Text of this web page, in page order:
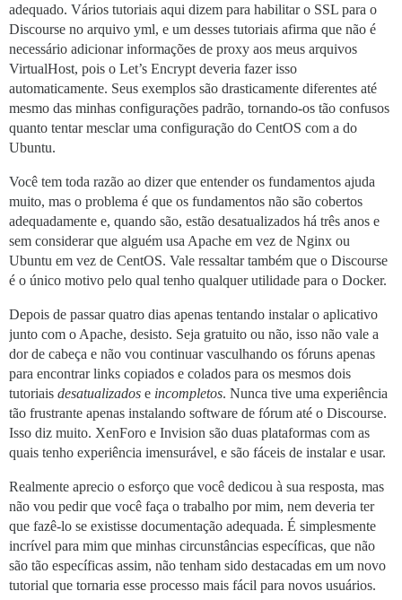
## TODO: configurar conectividade com os bancos de
  DISCOURSE_DB_SOCKET: ''
  #DISCOURSE_DB_USERNAME: discourse
DISCOURSE_DB_PASSWORD:
  DISCOURSE_DB_HOST: data
  DISCOURSE_REDIS_HOST: data
  DISCOURSE_MAXMIND_LICENSE_KEY: my_max_mind_key
## O endereço http ou https do CDN para esta
## veja https://meta.discourse.org/t/14857 para
volumes:
  - volume:
      host: /var/discourse/shared/socket-only
      guest: /shared
  - volume:
host: /var/discourse/shared/socket-only/log/
## Plugins vão aqui
## veja https://meta.discourse.org/t/19157 para
  after_code:
    - exec:
        cd: $home/plugins
        cmd:
- git clone https://github.com/discourse/
- git clone https://github.com/discourse/
- git clone https://github.com/discourse/
- git clone https://github.com/discourse/
- git clone https://github.com/discourse/
- git clone https://github.com/unixneo/
## Lembre-se, esta é a sintaxe YAML - você só pode
run:
  - exec: echo "Início dos comandos personalizados"
adequado. Vários tutoriais aqui dizem para habilitar o SSL para o
Discourse no arquivo yml, e um desses tutoriais afirma que não é
necessário adicionar informações de proxy aos meus arquivos
VirtualHost, pois o Let’s Encrypt deveria fazer isso
automaticamente. Seus exemplos são drasticamente diferentes até
mesmo das minhas configurações padrão, tornando-os tão confusos
quanto tentar mesclar uma configuração do CentOS com a do
Ubuntu.
Você tem toda razão ao dizer que entender os fundamentos ajuda
muito, mas o problema é que os fundamentos não são cobertos
adequadamente e, quando são, estão desatualizados há três anos e
sem considerar que alguém usa Apache em vez de Nginx ou
Ubuntu em vez de CentOS. Vale ressaltar também que o Discourse
é o único motivo pelo qual tenho qualquer utilidade para o Docker.
Depois de passar quatro dias apenas tentando instalar o aplicativo
junto com o Apache, desisto. Seja gratuito ou não, isso não vale a
dor de cabeça e não vou continuar vasculhando os fóruns apenas
para encontrar links copiados e colados para os mesmos dois
tutoriais desatualizados e incompletos. Nunca tive uma experiência
tão frustrante apenas instalando software de fórum até o Discourse.
Isso diz muito. XenForo e Invision são duas plataformas com as
quais tenho experiência imensurável, e são fáceis de instalar e usar.
Realmente aprecio o esforço que você dedicou à sua resposta, mas
não vou pedir que você faça o trabalho por mim, nem deveria ter
que fazê-lo se existisse documentação adequada. É simplesmente
incrível para mim que minhas circunstâncias específicas, que não
são tão específicas assim, não tenham sido destacadas em um novo
tutorial que tornaria esse processo mais fácil para novos usuários.